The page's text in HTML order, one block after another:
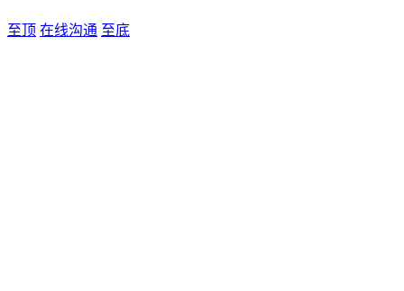
至顶 在线沟通 至底